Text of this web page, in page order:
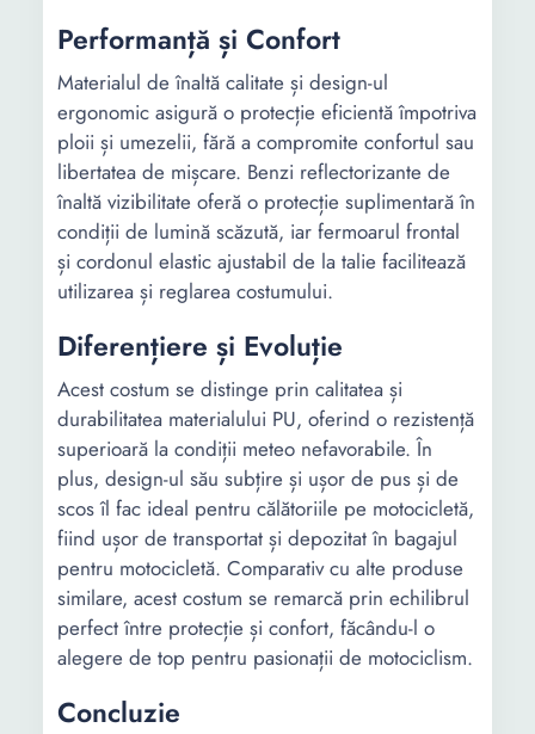
Performanță și Confort
Materialul de înaltă calitate și design-ul
ergonomic asigură o protecție eficientă împotriva
ploii și umezelii, fără a compromite confortul sau
libertatea de mișcare. Benzi reflectorizante de
înaltă vizibilitate oferă o protecție suplimentară în
condiții de lumină scăzută, iar fermoarul frontal
și cordonul elastic ajustabil de la talie facilitează
utilizarea și reglarea costumului.
Diferențiere și Evoluție
Acest costum se distinge prin calitatea și
durabilitatea materialului PU, oferind o rezistență
superioară la condiții meteo nefavorabile. În
plus, design-ul său subțire și ușor de pus și de
scos îl fac ideal pentru călătoriile pe motocicletă,
fiind ușor de transportat și depozitat în bagajul
pentru motocicletă. Comparativ cu alte produse
similare, acest costum se remarcă prin echilibrul
perfect între protecție și confort, făcându-l o
alegere de top pentru pasionații de motociclism.
Concluzie